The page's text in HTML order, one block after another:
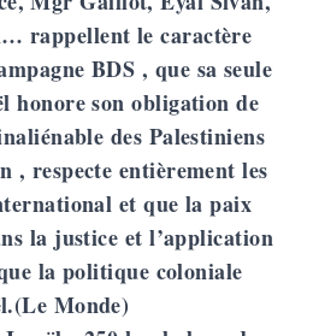
rappellent le caractère
BDS , que sa seule
honore son obligation de
des Palestiniens
, respecte entièrement les
et que la paix
la justice et l’application
la politique coloniale
Monde)